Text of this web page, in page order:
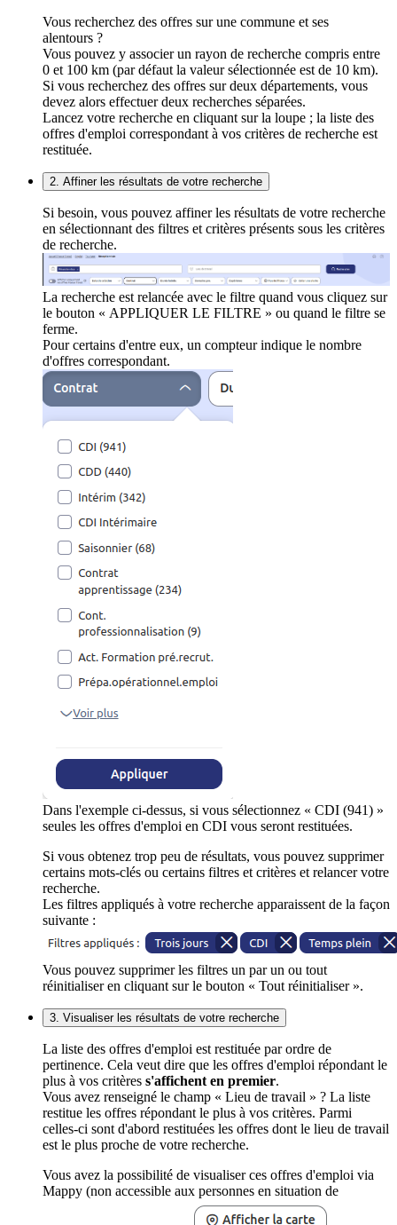
Vous recherchez des offres sur une commune et ses
alentours ?
Vous pouvez y associer un rayon de recherche compris entre
0 et 100 km (par défaut la valeur sélectionnée est de 10 km).
Si vous recherchez des offres sur deux départements, vous
devez alors effectuer deux recherches séparées.
Lancez votre recherche en cliquant sur la loupe ; la liste des
offres d'emploi correspondant à vos critères de recherche est
restituée.
2. Affiner les résultats de votre recherche
Si besoin, vous pouvez affiner les résultats de votre recherche
en sélectionnant des filtres et critères présents sous les critères
de recherche.
La recherche est relancée avec le filtre quand vous cliquez sur
le bouton « APPLIQUER LE FILTRE » ou quand le filtre se
ferme.
Pour certains d'entre eux, un compteur indique le nombre
d'offres correspondant.
Dans l'exemple ci-dessus, si vous sélectionnez « CDI (941) »
seules les offres d'emploi en CDI vous seront restituées.
Si vous obtenez trop peu de résultats, vous pouvez supprimer
certains mots-clés ou certains filtres et critères et relancer votre
recherche.
Les filtres appliqués à votre recherche apparaissent de la façon
suivante :
Vous pouvez supprimer les filtres un par un ou tout
réinitialiser en cliquant sur le bouton « Tout réinitialiser ».
3. Visualiser les résultats de votre recherche
La liste des offres d'emploi est restituée par ordre de
pertinence. Cela veut dire que les offres d'emploi répondant le
plus à vos critères s'affichent en premier.
Vous avez renseigné le champ « Lieu de travail » ? La liste
restitue les offres répondant le plus à vos critères. Parmi
celles-ci sont d'abord restituées les offres dont le lieu de travail
est le plus proche de votre recherche.
Vous avez la possibilité de visualiser ces offres d'emploi via
Mappy (non accessible aux personnes en situation de